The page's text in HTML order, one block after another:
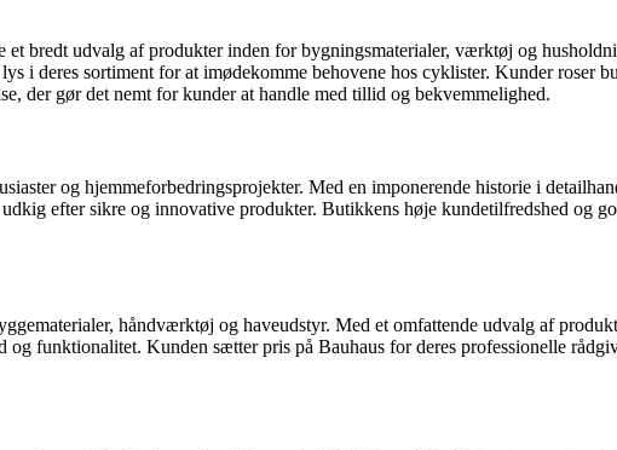
bredt udvalg af produkter inden for bygningsmaterialer, værktøj og
i deres sortiment for at imødekomme behovene hos cyklister. Kunder roser
der gør det nemt for kunder at handle med tillid og bekvemmelighed.
og hjemmeforbedringsprojekter. Med en imponerende historie i
efter sikre og innovative produkter. Butikkens høje kundetilfredshed og
håndværktøj og haveudstyr. Med et omfattende udvalg af
funktionalitet. Kunden sætter pris på Bauhaus for deres professionelle